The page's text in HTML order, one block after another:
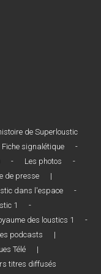
de Superloustic
Fiche signalétique
-
- Les photos
-
de presse
|
dans l'espace
-
1
-
des loustics 1
-
podcasts
|
Télé
|
titres diffusés